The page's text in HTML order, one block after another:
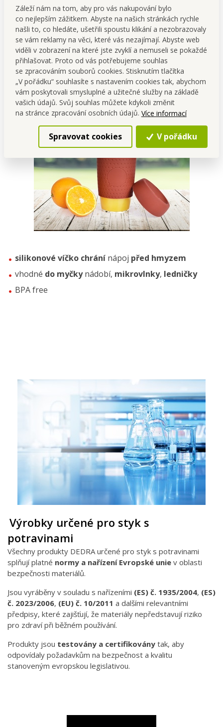
Záleží nám na tom, aby pro vás nakupování bylo
co nejlepším zážitkem. Abyste na našich stránkách rychle
našli to, co hledáte, ušetřili spoustu klikání a nezobrazovaly
se vám reklamy na věci, které vás nezajímají. Abyste web
viděli v zobrazení na které jste zvyklí a nemuseli se pokaždé
přihlašovat. Proto od vás potřebujeme souhlas
se zpracováním souborů cookies. Stisknutím tlačítka
„V pořádku“ souhlasíte s nastavením cookies tak, abychom
vám poskytovali smysluplné a užitečné služby na základě
vašich údajů. Svůj souhlas můžete kdykoli změnit
na stránce zpracování osobních údajů. Více informací
Spravovat cookies V pořádku
Máte rádivoňavou kávu,
lahodnýčaj, smoothienebo
třebačerstvou domácí
limonádus sebou?
silikonové víčko chrání nápoj před hmyzem
vhodné do myčkynádobí, mikrovlnky, ledničky
BPA free
Výrobky určené pro styk s
potravinami
Všechny produkty DEDRA určené pro styk s potravinami
splňují platné normy a nařízení Evropské unie v oblasti
bezpečnosti materiálů.
Jsou vyráběny v souladu s nařízeními (ES) č. 1935/2004, (ES)
č. 2023/2006, (EU) č. 10/2011 a dalšími relevantními
předpisy, které zajišťují, že materiály nepředstavují riziko
pro zdraví při běžném používání.
Produkty jsou testovány a certifikovány tak, aby
odpovídaly požadavkům na bezpečnost a kvalitu
stanoveným evropskou legislativou.